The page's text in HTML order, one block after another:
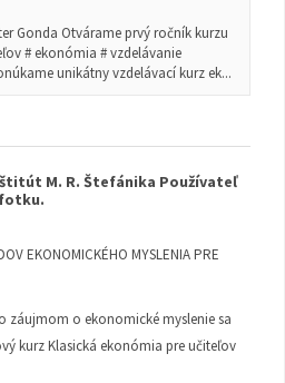
Gonda Otvárame prvý ročník kurzu
# ekonómia # vzdelávanie
unikátny vzdelávací kurz ek...
M. R. Štefánika Používateľ
EKONOMICKÉHO MYSLENIA PRE
záujmom o ekonomické myslenie sa
kurz Klasická ekonómia pre učiteľov